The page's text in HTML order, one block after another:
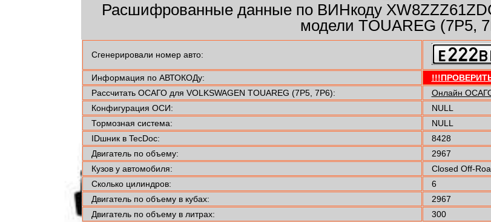
Расшифрованные данные по ВИНкоду
модели TOUAREG (7P5,
Сгенерировали номер авто:
Информация по АВТОКОДу:
Рассчитать ОСАГО для VOLKSWAGEN TOUAREG (7P5, 7P6):
Онлайн
Конфигурация ОСИ:
NULL
Тормозная система:
NULL
IDшник в TecDoc:
8428
Двигатель по объему:
2967
Кузов у автомобиля:
Closed Off-
Сколько цилиндров:
6
Двигатель по объему в кубах:
2967
Двигатель по объему в литрах:
300